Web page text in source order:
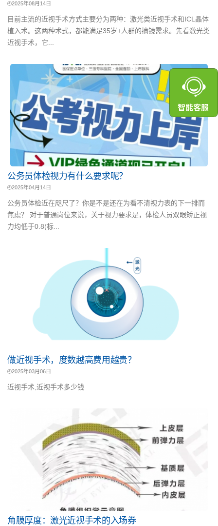
2025年08月14日
目前主流的近视手术方式主要分为两种：激光类近视手术和ICL晶体
植入术。这两种术式，都能满足35岁+人群的摘镜需求。先看激光类
近视手术，它...
公务员体检视力有什么要求呢？
2025年04月14日
公务员体检近在咫尺了？你是不是还在为看不清视力表的下一排而
焦虑？ 对于普通岗位来说，关于视力要求是，体检人员双眼矫正视
力均低于0.8(标...
做近视手术，度数越高费用越贵？
2025年03月06日
近视手术,近视手术多少钱
角膜厚度：激光近视手术的入场券